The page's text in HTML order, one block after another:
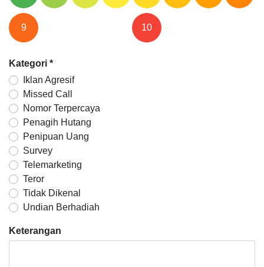
9 10
Kategori *
Iklan Agresif
Missed Call
Nomor Terpercaya
Penagih Hutang
Penipuan Uang
Survey
Telemarketing
Teror
Tidak Dikenal
Undian Berhadiah
Keterangan